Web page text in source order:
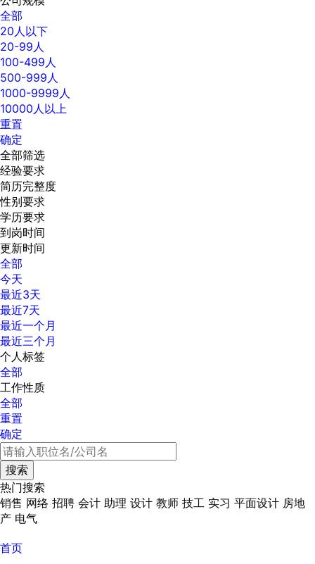
全部
20人以下
20-99人
100-499人
500-999人
1000-9999人
10000人以上
重置
确定
全部筛选
经验要求
简历完整度
性别要求
学历要求
到岗时间
更新时间
全部
今天
最近3天
最近7天
最近一个月
最近三个月
个人标签
全部
工作性质
全部
重置
确定
热门搜索
销售 网络 招聘 会计 助理 设计 教师 技工 实习 平面设计 房地
产 电气
首页